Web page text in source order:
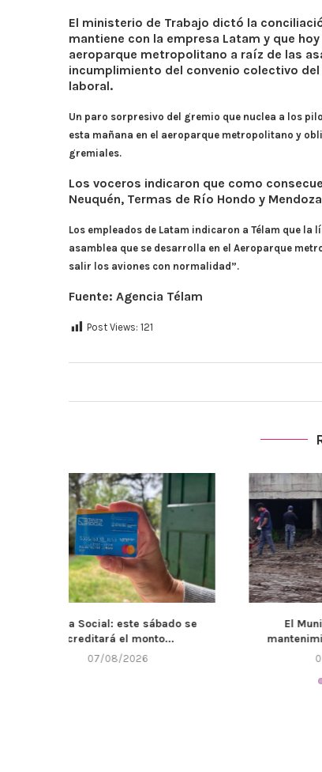
El ministerio de Trabajo dictó la
mantiene con la empresa Latam y que
aeroparque metropolitano a raíz de las
incumplimiento del convenio colectivo
laboral.
Un paro sorpresivo del gremio que nuclea a los
esta mañana en el aeroparque metropolitano y
gremiales.
Los voceros indicaron que como
Neuquén, Termas de Río Hondo y
Los empleados de Latam indicaron a Télam que
asamblea que se desarrolla en el Aeroparque
salir los aviones con normalidad”.
Fuente: Agencia Télam
Post Views: 121
El Municipio refuerza el
mantenimiento de canales y...
07/08/2026